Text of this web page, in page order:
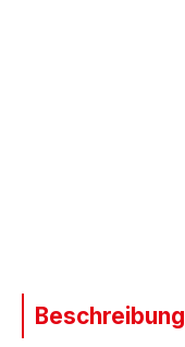
Beschreibung